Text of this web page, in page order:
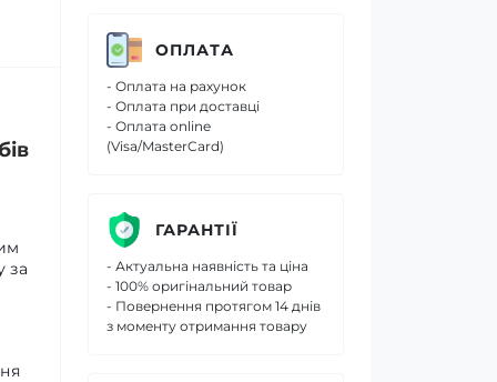
за
ОПЛАТА
- Оплата на рахунок
- Оплата при доставці
- Оплата online
(Visa/MasterCard)
ГАРАНТІЇ
- Актуальна наявність та ціна
- 100% оригінальний товар
- Повернення протягом 14 днів
з моменту отримання товару